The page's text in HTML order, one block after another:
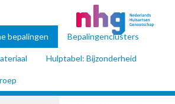
bepalingen Bepalingenclusters
Hulptabel: Bijzonderheid